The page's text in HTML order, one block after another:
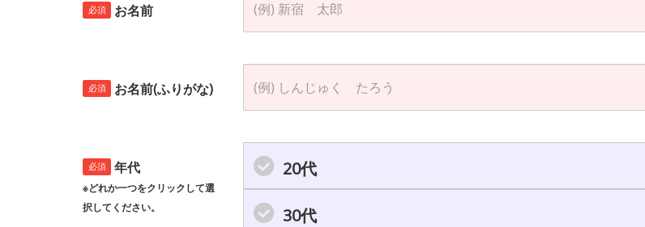
必須 お名前
必須 お名前(ふりがな)
必須 年代
※どれか一つをクリックして選
択してください。
20代
30代